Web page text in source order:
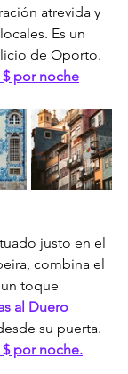
atrevida y
Es un
de Oporto.
$ por noche
justo en el
combina el
toque
al Duero
su puerta.
$ por noche.